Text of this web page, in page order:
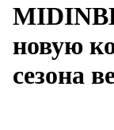
новую
сезона